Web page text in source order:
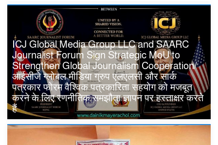
ICJ Global Media Group LLC and SAARC
Journalist Forum Sign Strategic MoU to
Strengthen Global Journalism Cooperation/
आईसीजे ग्लोबल मीडिया ग्रुप एलएलसी और सार्क
पत्रकार फोरम वैश्विक पत्रकारिता सहयोग को मजबूत
करने के लिए रणनीतिक समझौता ज्ञापन पर हस्ताक्षर करते
हैं